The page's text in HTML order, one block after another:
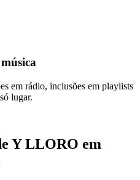
em rádio, inclusões em playlists
lugar.
Y LLORO em